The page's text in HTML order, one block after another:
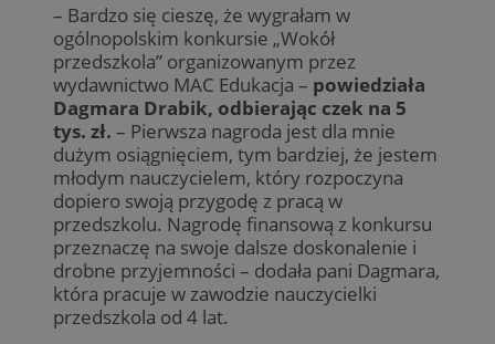
– Bardzo się cieszę, że wygrałam w
ogólnopolskim konkursie „Wokół
przedszkola” organizowanym przez
wydawnictwo MAC Edukacja – powiedziała
Dagmara Drabik, odbierając czek na 5
tys. zł. – Pierwsza nagroda jest dla mnie
dużym osiągnięciem, tym bardziej, że jestem
młodym nauczycielem, który rozpoczyna
dopiero swoją przygodę z pracą w
przedszkolu. Nagrodę finansową z konkursu
przeznaczę na swoje dalsze doskonalenie i
drobne przyjemności – dodała pani Dagmara,
która pracuje w zawodzie nauczycielki
przedszkola od 4 lat.